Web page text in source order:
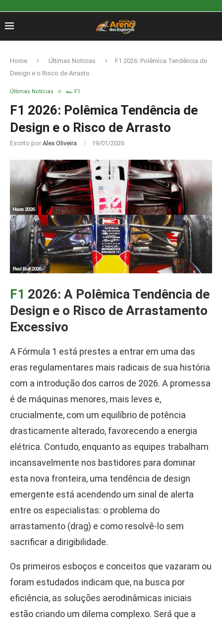
Home Últimas Notícias
F1 2026: Polêmica Tendência de
Design e o Risco de Arrasto
Últimas Notícias 🏎️ F1
F1 2026: Polêmica Tendência de
Design e o Risco de Arrasto
Escrito por Alex Oliveira 19/01/2026
F1 2026: A Polêmica Tendência de
Design e o Risco de Arrastamento
Excessivo
A Fórmula 1 está prestes a entrar em uma das
eras regulamentares mais radicais de sua história
com a introdução dos carros de 2026. A promessa
é de máquinas menores, mais leves e,
crucialmente, com um equilíbrio de potência
drasticamente alterado, favorecendo a energia
elétrica. Contudo, enquanto as equipes trabalham
incansavelmente nos bastidores para dominar
esta nova fronteira, uma tendência de design
emergente está acendendo um sinal de alerta
entre os especialistas: o problema do
arrastamento (drag) e como resolvê-lo sem
sacrificar a dirigibilidade.
Os primeiros esboços e conceitos que vazaram ou
foram estudados indicam que, na busca por
eficiência, as soluções aerodinâmicas iniciais
estão criando um dilema complexo. Será que a